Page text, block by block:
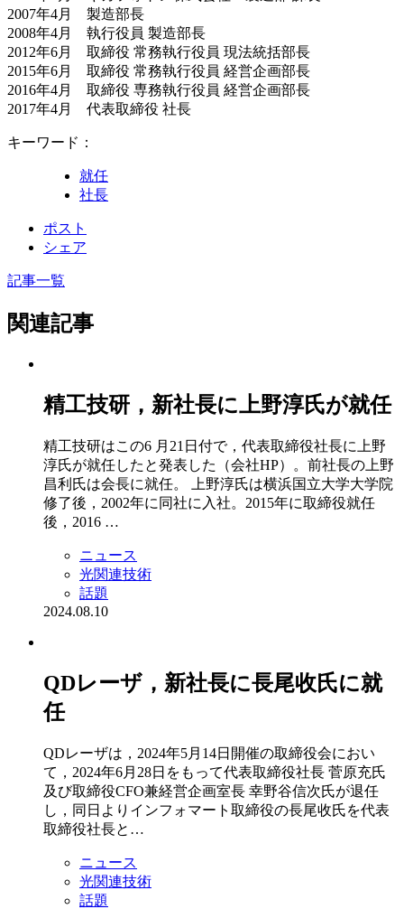
2007年4月 製造部長
2008年4月 執行役員 製造部長
2012年6月 取締役 常務執行役員 現法統括部長
2015年6月 取締役 常務執行役員 経営企画部長
2016年4月 取締役 専務執行役員 経営企画部長
2017年4月 代表取締役 社長
キーワード：
就任
社長
ポスト
シェア
記事一覧
関連記事
精工技研，新社長に上野淳氏が就任
精工技研はこの6 月21日付で，代表取締役社長に上野
淳氏が就任したと発表した（会社HP）。前社長の上野
昌利氏は会長に就任。 上野淳氏は横浜国立大学大学院
修了後，2002年に同社に入社。2015年に取締役就任
後，2016 …
ニュース
光関連技術
話題
2024.08.10
QDレーザ，新社長に⻑尾收⽒に就
任
QDレーザは，2024年5⽉14⽇開催の取締役会におい
て，2024年6⽉28⽇をもって代表取締役社⻑ 菅原充氏
及び取締役CFO兼経営企画室⻑ 幸野⾕信次氏が退任
し，同⽇よりインフォマート取締役の⻑尾收⽒を代表
取締役社⻑と…
ニュース
光関連技術
話題